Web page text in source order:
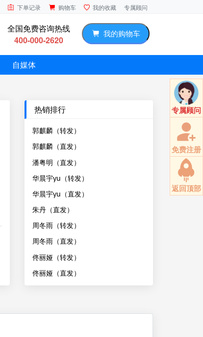
下单记录 购物车 我的收藏 专属顾问
全国免费咨询热线
400-000-2620
我的购物车
自媒体
热销排行
郭麒麟（转发）
郭麒麟（直发）
潘粤明（直发）
华晨宇yu（转发）
华晨宇yu（直发）
朱丹（直发）
周冬雨（转发）
周冬雨（直发）
佟丽娅（转发）
佟丽娅（直发）
专属顾问
免费注册
返回顶部